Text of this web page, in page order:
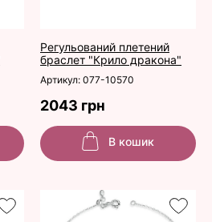
Регульований плетений
браслет "Крило дракона"
Артикул: 077-10570
2043 грн
В кошик